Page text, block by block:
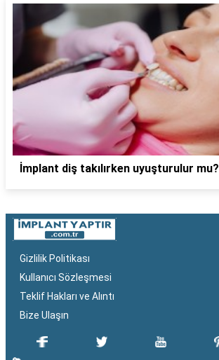
İmplant diş takılırken uyuşturulur mu?
Gizlilik Politikası
Kullanıcı Sözleşmesi
Teklif Hakları ve Alıntı
Bize Ulaşın